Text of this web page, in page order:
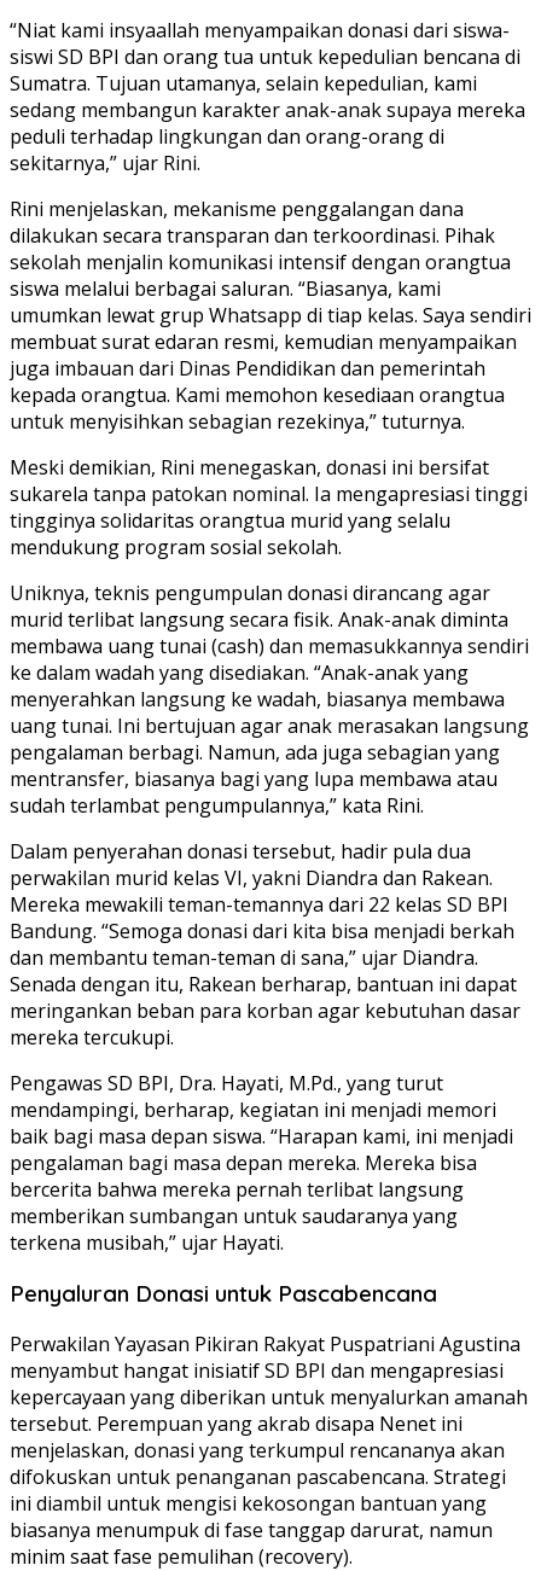
“Niat kami insyaallah menyampaikan donasi dari siswa-
siswi SD BPI dan orang tua untuk kepedulian bencana di
Sumatra. Tujuan utamanya, selain kepedulian, kami
sedang membangun karakter anak-anak supaya mereka
peduli terhadap lingkungan dan orang-orang di
sekitarnya,” ujar Rini.
Rini menjelaskan, mekanisme penggalangan dana
dilakukan secara transparan dan terkoordinasi. Pihak
sekolah menjalin komunikasi intensif dengan orangtua
siswa melalui berbagai saluran. “Biasanya, kami
umumkan lewat grup Whatsapp di tiap kelas. Saya sendiri
membuat surat edaran resmi, kemudian menyampaikan
juga imbauan dari Dinas Pendidikan dan pemerintah
kepada orangtua. Kami memohon ke­sediaan orangtua
untuk menyisihkan sebagian rezekinya,” tuturnya.
Meski demikian, Rini menegaskan, donasi ini bersifat
sukarela tanpa patokan nominal. Ia mengapresiasi tinggi
tingginya solidaritas orangtua murid yang selalu
mendukung program sosial sekolah.
Uniknya, teknis pengumpulan donasi dirancang agar
murid terlibat langsung secara fisik. Anak-anak diminta
membawa uang tunai (cash) dan memasukkannya sendiri
ke dalam wadah yang disediakan. “Anak-anak yang
menyerahkan langsung ke wadah, biasanya membawa
uang tunai. Ini bertujuan agar anak merasakan langsung
pengalaman berbagi. Namun, ada juga sebagian yang
mentransfer, biasanya bagi yang lupa membawa atau
sudah terlambat pengumpulannya,” kata Rini.
Dalam penyerahan donasi tersebut, hadir pula dua
perwakilan murid kelas VI, yakni Diandra dan Rakean.
Mereka mewakili teman-temannya dari 22 kelas SD BPI
Bandung. “Semoga donasi dari kita bisa menjadi berkah
dan membantu teman-teman di sana,” ujar Diandra.
Senada dengan itu, Rakean berharap, bantuan ini dapat
meringankan beban para korban agar kebutuhan dasar
mereka tercukupi.
Pengawas SD BPI, Dra. Hayati, M.Pd., yang turut
mendampingi, berharap, kegiatan ini menjadi memori
baik bagi masa depan siswa. “Harapan kami, ini menjadi
pengalaman bagi masa depan mereka. Mereka bisa
bercerita bahwa mereka pernah terlibat langsung
memberikan sumbangan untuk saudaranya yang
terkena musibah,” ujar Hayati.
Penyaluran Donasi untuk Pascabencana
Perwakilan Yayasan Pikiran Rakyat Puspatriani Agustina
menyambut hangat inisiatif SD BPI dan mengapresiasi
kepercayaan yang diberikan untuk menyalurkan amanah
tersebut. Perempuan yang akrab disapa Nenet ini
menjelaskan, donasi yang terkumpul rencananya akan
difokuskan untuk penanganan pascabencana. Strategi
ini diambil untuk mengisi kekosongan bantuan yang
biasanya menumpuk di fase tanggap darurat, namun
minim saat fase pemulihan (recovery).